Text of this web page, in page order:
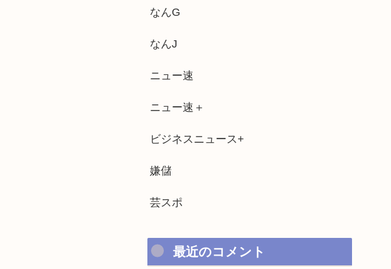
なんG
なんJ
ニュー速
ニュー速＋
ビジネスニュース+
嫌儲
芸スポ
最近のコメント